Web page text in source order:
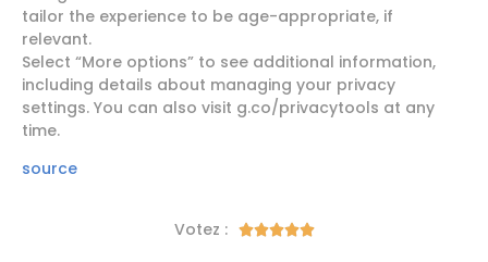
tailor the experience to be age-appropriate, if
relevant.
Select “More options” to see additional information,
including details about managing your privacy
settings. You can also visit g.co/privacytools at any
time.
source
Votez : 